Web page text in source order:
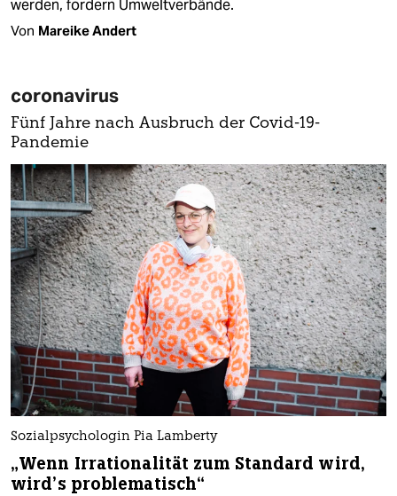
werden, fordern Umweltverbände.
Von Mareike Andert
coronavirus
Fünf Jahre nach Ausbruch der Covid-19-
Pandemie
Sozialpsychologin Pia Lamberty
„Wenn Irrationalität zum Standard wird,
wird’s problematisch“